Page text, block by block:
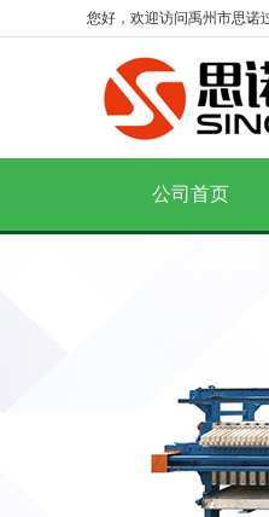
您好，欢迎访问禹州市思诺
公司首页